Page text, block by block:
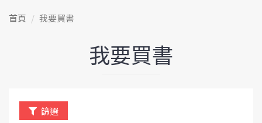
首頁 我要買書
我要買書
篩選